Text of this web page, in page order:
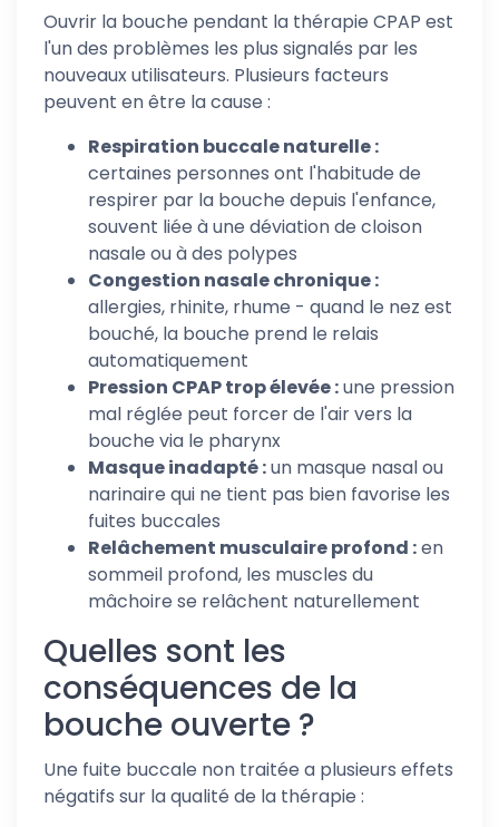
Ouvrir la bouche pendant la thérapie CPAP est
l'un des problèmes les plus signalés par les
nouveaux utilisateurs. Plusieurs facteurs
peuvent en être la cause :
Respiration buccale naturelle :
certaines personnes ont l'habitude de
respirer par la bouche depuis l'enfance,
souvent liée à une déviation de cloison
nasale ou à des polypes
Congestion nasale chronique :
allergies, rhinite, rhume - quand le nez est
bouché, la bouche prend le relais
automatiquement
Pression CPAP trop élevée :une pression
mal réglée peut forcer de l'air vers la
bouche via le pharynx
Masque inadapté :un masque nasal ou
narinaire qui ne tient pas bien favorise les
fuites buccales
Relâchement musculaire profond :en
sommeil profond, les muscles du
mâchoire se relâchent naturellement
Quelles sont les
conséquences de la
bouche ouverte ?
Une fuite buccale non traitée a plusieurs effets
négatifs sur la qualité de la thérapie :